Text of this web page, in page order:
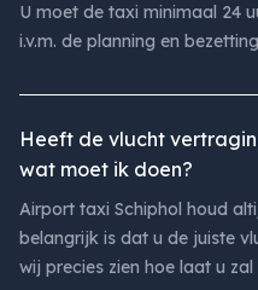
U moet de taxi minimaal 24
i.v.m. de planning en
Heeft de vlucht
wat moet ik doen?
Airport taxi Schiphol houd
belangrijk is dat u de juiste
wij precies zien hoe laat u